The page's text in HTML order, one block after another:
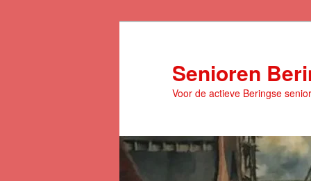
Senioren
Voor de actieve Beringse